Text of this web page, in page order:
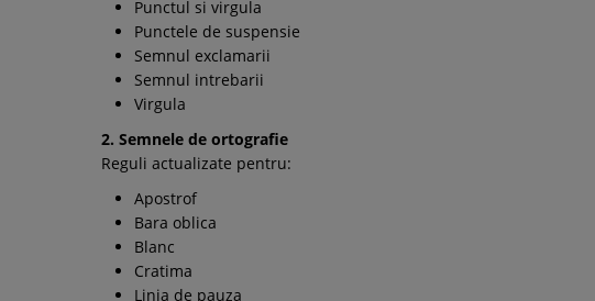
Punctul si virgula
Punctele de suspensie
Semnul exclamarii
Semnul intrebarii
Virgula
2. Semnele de ortografie
Reguli actualizate pentru:
Apostrof
Bara oblica
Blanc
Cratima
Linia de pauza